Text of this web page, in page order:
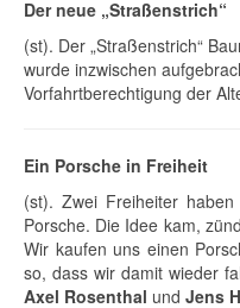
Der neue „Straßenstrich“
(st). Der „Straßenstrich“
wurde inzwischen
Vorfahrtberechtigung der
Ein Porsche in Freiheit
(st). Zwei Freiheiter
Porsche. Die Idee kam,
Wir kaufen uns einen
so, dass wir damit wieder
Axel Rosenthal undJens